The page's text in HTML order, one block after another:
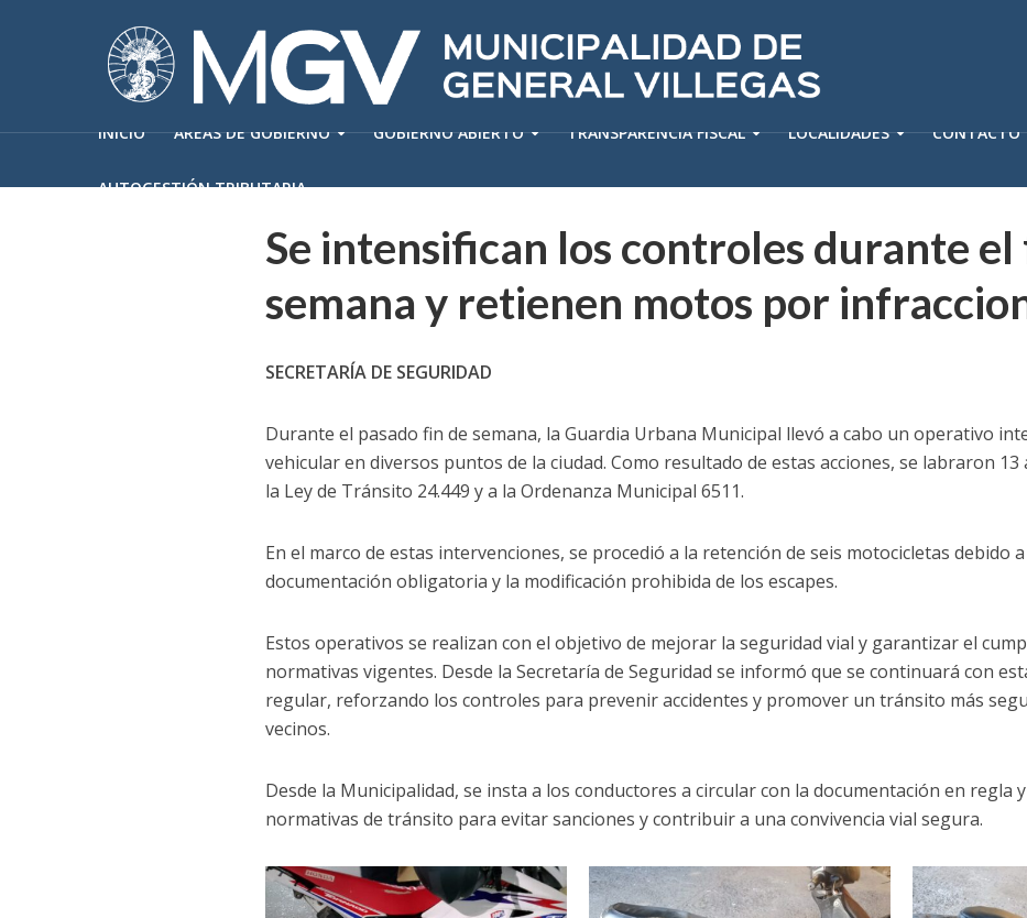
INICIO ÁREAS DE GOBIERNO GOBIERNO ABIERTO TRANSPARENCIA FISCAL LOCALIDADES CONTACTO
AUTOGESTIÓN TRIBUTARIA
Se intensifican los controles durante el
semana y retienen motos por
SECRETARÍA DE SEGURIDAD
Durante el pasado fin de semana, la Guardia Urbana Municipal llevó a cabo un operativo
vehicular en diversos puntos de la ciudad. Como resultado de estas acciones, se labraron
la Ley de Tránsito 24.449 y a la Ordenanza Municipal 6511.
En el marco de estas intervenciones, se procedió a la retención de seis motocicletas debido
documentación obligatoria y la modificación prohibida de los escapes.
Estos operativos se realizan con el objetivo de mejorar la seguridad vial y garantizar el
normativas vigentes. Desde la Secretaría de Seguridad se informó que se continuará con
regular, reforzando los controles para prevenir accidentes y promover un tránsito más
vecinos.
Desde la Municipalidad, se insta a los conductores a circular con la documentación en regla
normativas de tránsito para evitar sanciones y contribuir a una convivencia vial segura.